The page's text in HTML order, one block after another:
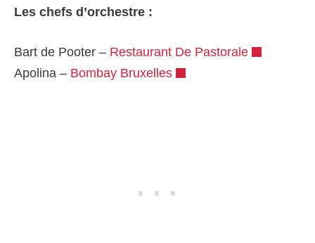
Les chefs d’orchestre :
Bart de Pooter – Restaurant De Pastorale
Apolina – Bombay Bruxelles